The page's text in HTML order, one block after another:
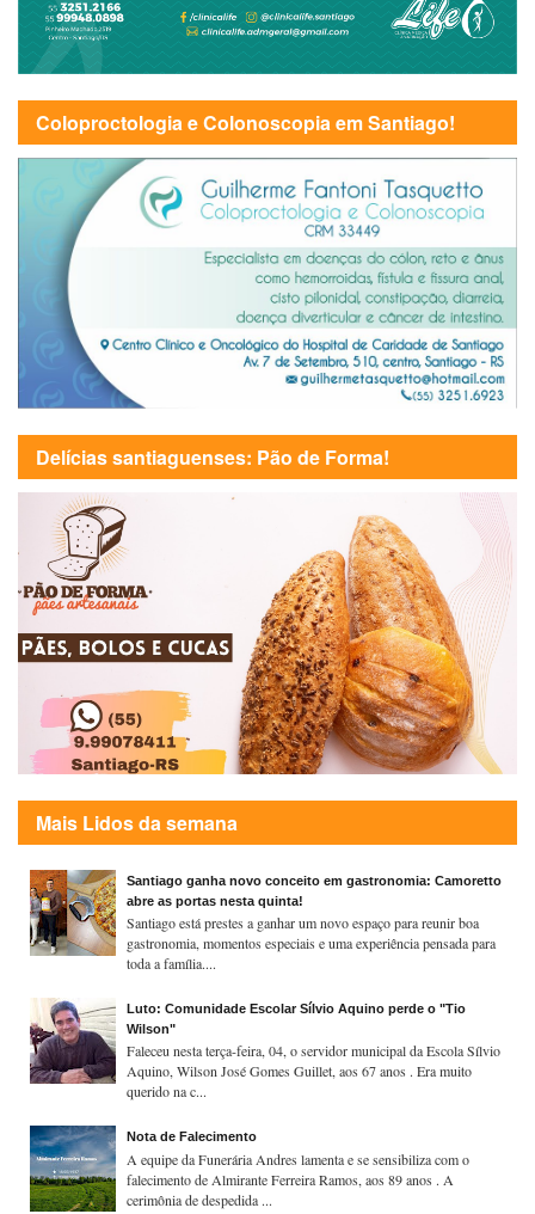
Coloproctologia e Colonoscopia em Santiago!
Delícias santiaguenses: Pão de Forma!
Mais Lidos da semana
Santiago ganha novo conceito em gastronomia: Camoretto
abre as portas nesta quinta!
Santiago está prestes a ganhar um novo espaço para reunir boa
gastronomia, momentos especiais e uma experiência pensada para
toda a família....
Luto: Comunidade Escolar Sílvio Aquino perde o "Tio
Wilson"
Faleceu nesta terça-feira, 04, o servidor municipal da Escola Sílvio
Aquino, Wilson José Gomes Guillet, aos 67 anos . Era muito
querido na c...
Nota de Falecimento
A equipe da Funerária Andres lamenta e se sensibiliza com o
falecimento de Almirante Ferreira Ramos, aos 89 anos . A
cerimônia de despedida ...